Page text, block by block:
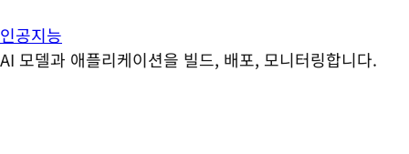
인공지능
AI 모델과 애플리케이션을 빌드, 배포, 모니터링합니다.